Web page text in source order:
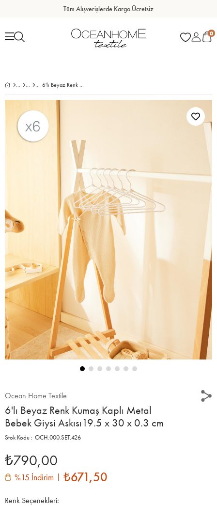
Tüm Alışverişlerde Kargo Ücretsiz
0
6'lı Beyaz Renk Kumaş Kaplı Metal Bebek Giysi Askısı19.5 x 30 x 0.3 cm
Ocean Home Textile
6'lı Beyaz Renk Kumaş Kaplı Metal
Bebek Giysi Askısı19.5 x 30 x 0.3 cm
OCH.000.SET.426
₺790,00
%15 İndirim ₺671,50
Renk Seçenekleri: